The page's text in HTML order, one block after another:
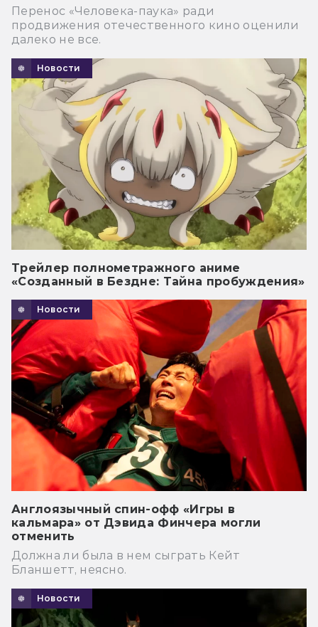
Перенос «Человека-паука» ради
продвижения отечественного кино оценили
далеко не все.
Новости
Трейлер полнометражного аниме
«Созданный в Бездне: Тайна пробуждения»
Новости
Англоязычный спин-офф «Игры в
кальмара» от Дэвида Финчера могли
отменить
Должна ли была в нем сыграть Кейт
Бланшетт, неясно.
Новости